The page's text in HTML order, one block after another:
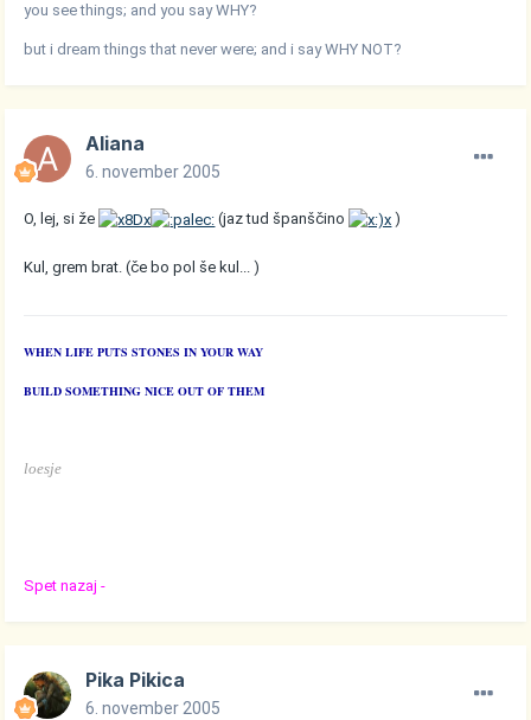
you see things; and you say WHY?
but i dream things that never were; and i say WHY NOT?
Aliana
6. november 2005
O, lej, si že (jaz tud španščino )
Kul, grem brat. (če bo pol še kul... )
WHEN LIFE PUTS STONES IN YOUR WAY
BUILD SOMETHING NICE OUT OF THEM
loesje
Spet nazaj -
Pika Pikica
6. november 2005